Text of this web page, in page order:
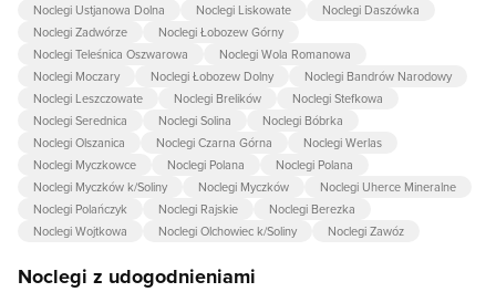
Noclegi Ustjanowa Dolna
Noclegi Liskowate
Noclegi Daszówka
Noclegi Zadwórze
Noclegi Łobozew Górny
Noclegi Teleśnica Oszwarowa
Noclegi Wola Romanowa
Noclegi Moczary
Noclegi Łobozew Dolny
Noclegi Bandrów Narodowy
Noclegi Leszczowate
Noclegi Brelików
Noclegi Stefkowa
Noclegi Serednica
Noclegi Solina
Noclegi Bóbrka
Noclegi Olszanica
Noclegi Czarna Górna
Noclegi Werlas
Noclegi Myczkowce
Noclegi Polana
Noclegi Polana
Noclegi Myczków k/Soliny
Noclegi Myczków
Noclegi Uherce Mineralne
Noclegi Polańczyk
Noclegi Rajskie
Noclegi Berezka
Noclegi Wojtkowa
Noclegi Olchowiec k/Soliny Noclegi Zawóz
Noclegi z udogodnieniami